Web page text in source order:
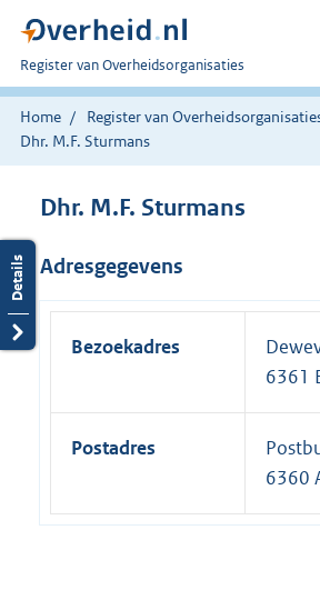
U
bent
nu
hier:
Register van Overheidsorganisaties
Home Register van
Dhr. M.F. Sturmans
Dhr. M.F. Sturmans
Adresgegevens
Bezoekadres
6361
Postadres
6360